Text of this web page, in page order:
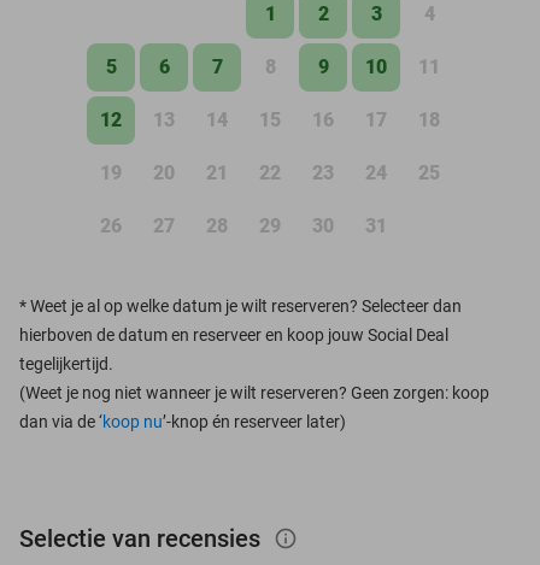
1 2 3 4
5 6 7 8 9 10 11
12 13 14 15 16 17 18
19 20 21 22 23 24 25
26 27 28 29 30 31
*Weet je al op welke datum je wilt reserveren? Selecteer dan
hierboven de datum en reserveer en koop jouw Social Deal
tegelijkertijd.
(Weet je nog niet wanneer je wilt reserveren? Geen zorgen: koop
dan via de ‘koop nu’-knop én reserveer later)
Selectie van recensies info_outlined